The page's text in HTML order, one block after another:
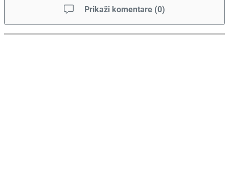
Prikaži komentare (0)